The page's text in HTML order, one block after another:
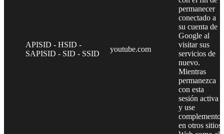
APISID - HSID -
SAPISID - SID - SSID
youtube.com
permanecer
conectado a
su cuenta de
Google al
visitar sus
servicios de
nuevo.
Mientras
permanezca
con esta
sesión activa
y use
complementos
en otros sitios